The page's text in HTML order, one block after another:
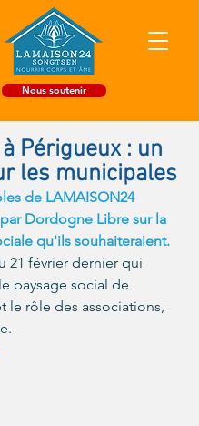
Nous soutenir
Périgueux : un
les municipales
de LAMAISON24
Dordogne Libre sur la
qu'ils souhaiteraient.
21 février dernier qui
paysage social de
le rôle des associations,